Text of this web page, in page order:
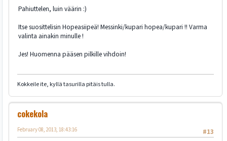
Pahiuttelen, luin väärin :)
Itse suosittelisin Hopeasiipeä! Messinki/kupari hopea/kupari !! Varma
valinta ainakin minulle !
Jes! Huomenna pääsen pilkille vihdoin!
Kokkeile ite, kyllä tasurilla pitäis tulla.
cokekola
#13
February 08, 2013, 18:43:16